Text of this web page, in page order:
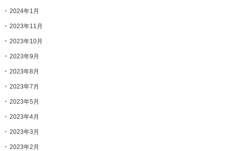
2024年1月
2023年11月
2023年10月
2023年9月
2023年8月
2023年7月
2023年5月
2023年4月
2023年3月
2023年2月